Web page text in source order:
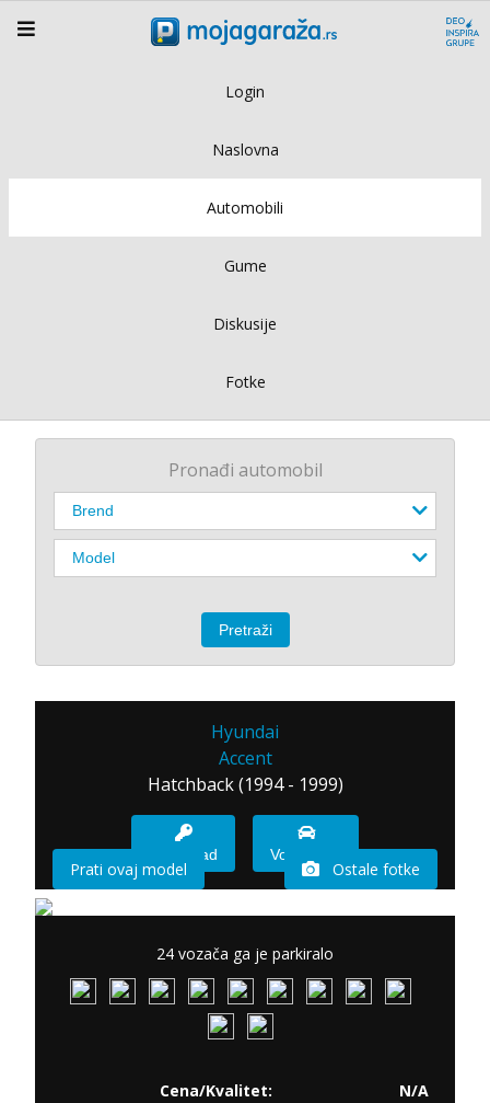
Login
Naslovna
Automobili
Gume
Diskusije
Fotke
Pronađi automobil
Hyundai
Accent
Hatchback (1994 - 1999)
Imam sad Vozio sam
Prati ovaj model Ostale fotke
24 vozača ga je parkiralo
Cena/Kvalitet:
N/A